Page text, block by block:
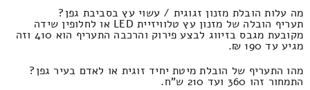
מה עלות הובלת מזנון זגוגית / עשוי עץ בסביבת גפן?
תעריף הובלה של מזנון עץ טלוויזיית LED או לחלופין שידה
מקובעת מגבס בזיווג לבצע פירוק והרכבה התעריף הוא 410 וזה
מגיע עד 190 ₪.
מהו התעריף של הובלת מיטת יחיד זוגית או לאדם בעיר גפן?
התמחור זהו 360 ועד 210 ש"ח.